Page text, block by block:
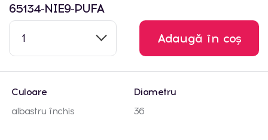
65134-NIE9-PUFA
1 Adaugă în coș
Culoare
albastru închis
Diametru
36